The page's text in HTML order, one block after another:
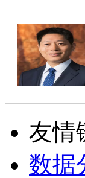
友情
数据